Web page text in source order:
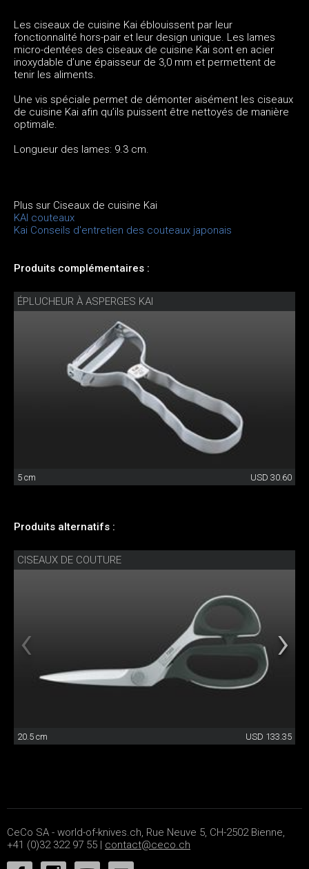
Les ciseaux de cuisine Kai éblouissent par leur
fonctionnalité hors-pair et leur design unique. Les lames
micro-dentées des ciseaux de cuisine Kai sont en acier
inoxydable d’une épaisseur de 3,0 mm et permettent de
tenir les aliments.
Une vis spéciale permet de démonter aisément les ciseaux
de cuisine Kai afin qu’ils puissent être nettoyés de manière
optimale.
Longueur des lames: 9.3 cm.
Plus sur Ciseaux de cuisine Kai
KAI couteaux
Kai Conseils d'entretien des couteaux japonais
Produits complémentaires :
ÉPLUCHEUR À ASPERGES KAI
5 cm USD 30.60
Produits alternatifs :
CISEAUX DE COUTURE
20.5 cm USD 133.35
CeCo SA - world-of-knives.ch, Rue Neuve 5, CH-2502 Bienne,
+41 (0)32 322 97 55 | contact@ceco.ch